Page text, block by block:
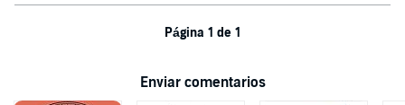
Página 1 de 1
Enviar comentarios